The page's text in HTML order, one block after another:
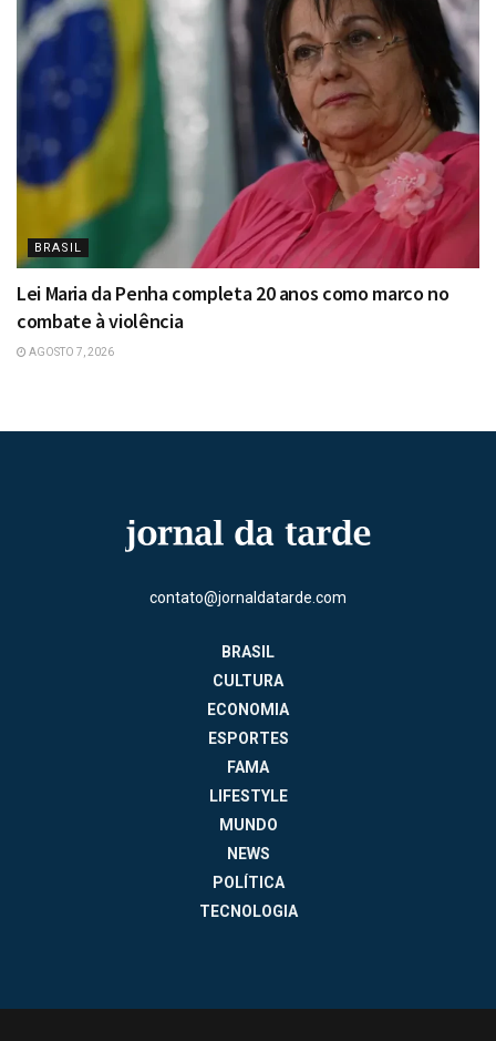
BRASIL
Lei Maria da Penha completa 20 anos como marco no
combate à violência
AGOSTO 7, 2026
contato@jornaldatarde.com
BRASIL
CULTURA
ECONOMIA
ESPORTES
FAMA
LIFESTYLE
MUNDO
NEWS
POLÍTICA
TECNOLOGIA